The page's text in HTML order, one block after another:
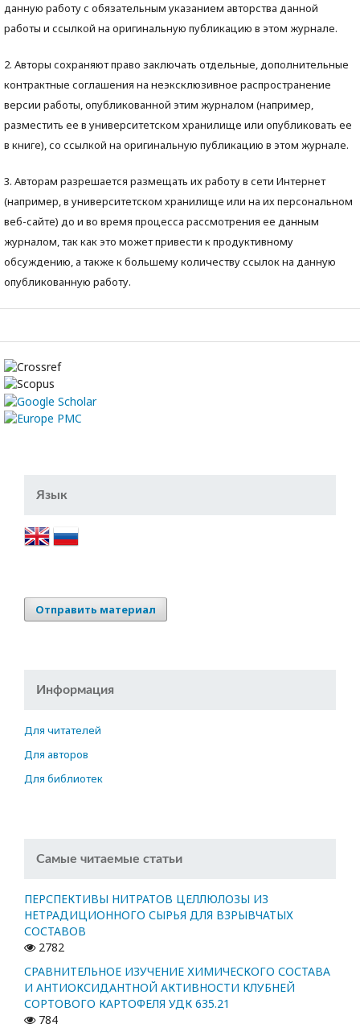
данную работу с обязательным указанием авторства данной
работы и ссылкой на оригинальную публикацию в этом журнале.
2. Авторы сохраняют право заключать отдельные, дополнительные
контрактные соглашения на неэксклюзивное распространение
версии работы, опубликованной этим журналом (например,
разместить ее в университетском хранилище или опубликовать ее
в книге), со ссылкой на оригинальную публикацию в этом журнале.
3. Авторам разрешается размещать их работу в сети Интернет
(например, в университетском хранилище или на их персональном
веб-сайте) до и во время процесса рассмотрения ее данным
журналом, так как это может привести к продуктивному
обсуждению, а также к большему количеству ссылок на данную
опубликованную работу.
Язык
Отправить материал
Информация
Для читателей
Для авторов
Для библиотек
Самые читаемые статьи
ПЕРСПЕКТИВЫ НИТРАТОВ ЦЕЛЛЮЛОЗЫ ИЗ
НЕТРАДИЦИОННОГО СЫРЬЯ ДЛЯ ВЗРЫВЧАТЫХ
СОСТАВОВ
2782
СРАВНИТЕЛЬНОЕ ИЗУЧЕНИЕ ХИМИЧЕСКОГО СОСТАВА
И АНТИОКСИДАНТНОЙ АКТИВНОСТИ КЛУБНЕЙ
СОРТОВОГО КАРТОФЕЛЯ УДК 635.21
784